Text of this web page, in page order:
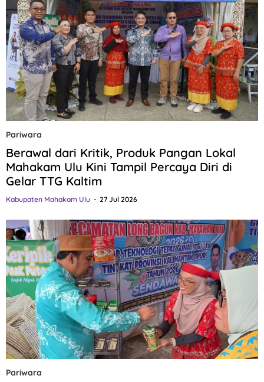
Pariwara
Berawal dari Kritik, Produk Pangan Lokal
Mahakam Ulu Kini Tampil Percaya Diri di
Gelar TTG Kaltim
Kabupaten Mahakam Ulu 27 Jul 2026
Pariwara